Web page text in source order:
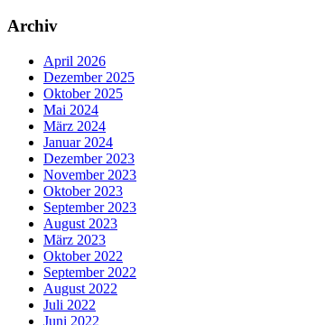
Archiv
April 2026
Dezember 2025
Oktober 2025
Mai 2024
März 2024
Januar 2024
Dezember 2023
November 2023
Oktober 2023
September 2023
August 2023
März 2023
Oktober 2022
September 2022
August 2022
Juli 2022
Juni 2022